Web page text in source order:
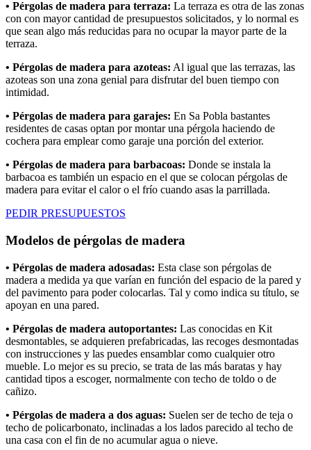
• Pérgolas de madera para terraza: La terraza es otra de las zonas
con con mayor cantidad de presupuestos solicitados, y lo normal es
que sean algo más reducidas para no ocupar la mayor parte de la
terraza.
• Pérgolas de madera para azoteas: Al igual que las terrazas, las
azoteas son una zona genial para disfrutar del buen tiempo con
intimidad.
• Pérgolas de madera para garajes: En Sa Pobla bastantes
residentes de casas optan por montar una pérgola haciendo de
cochera para emplear como garaje una porción del exterior.
• Pérgolas de madera para barbacoas: Donde se instala la
barbacoa es también un espacio en el que se colocan pérgolas de
madera para evitar el calor o el frío cuando asas la parrillada.
PEDIR PRESUPUESTOS
Modelos de pérgolas de madera
• Pérgolas de madera adosadas: Esta clase son pérgolas de
madera a medida ya que varían en función del espacio de la pared y
del pavimento para poder colocarlas. Tal y como indica su título, se
apoyan en una pared.
• Pérgolas de madera autoportantes: Las conocidas en Kit
desmontables, se adquieren prefabricadas, las recoges desmontadas
con instrucciones y las puedes ensamblar como cualquier otro
mueble. Lo mejor es su precio, se trata de las más baratas y hay
cantidad tipos a escoger, normalmente con techo de toldo o de
cañizo.
• Pérgolas de madera a dos aguas: Suelen ser de techo de teja o
techo de policarbonato, inclinadas a los lados parecido al techo de
una casa con el fin de no acumular agua o nieve.